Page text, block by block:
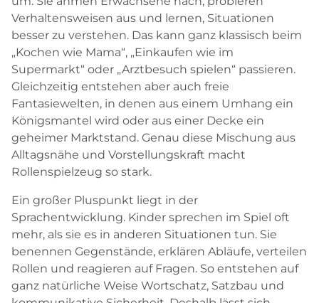
Verhaltensweisen aus und lernen, Situationen
besser zu verstehen. Das kann ganz klassisch beim
„Kochen wie Mama“, „Einkaufen wie im
Supermarkt“ oder „Arztbesuch spielen“ passieren.
Gleichzeitig entstehen aber auch freie
Fantasiewelten, in denen aus einem Umhang ein
Königsmantel wird oder aus einer Decke ein
geheimer Marktstand. Genau diese Mischung aus
Alltagsnähe und Vorstellungskraft macht
Rollenspielzeug so stark.
Ein großer Pluspunkt liegt in der
Sprachentwicklung. Kinder sprechen im Spiel oft
mehr, als sie es in anderen Situationen tun. Sie
benennen Gegenstände, erklären Abläufe, verteilen
Rollen und reagieren auf Fragen. So entstehen auf
ganz natürliche Weise Wortschatz, Satzbau und